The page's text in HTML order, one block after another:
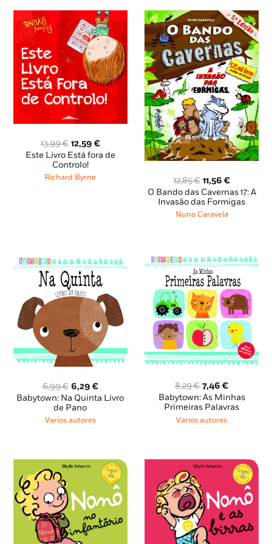
13,99€ O
preço
original
era:
12,59 €O
preço
Este Livro Está fora de
Controlo!
Richard Byrne 12,85€ O
preço
original
era:
11,56 €O
preço
atual
O Bando das Cavernas 17: A
Invasão das Formigas
Nuno Caravela
6,99€ O
preço
original
era:
6,29 €O
preço
Babytown: Na Quinta Livro
de Pano
Varios autores
8,29€ O
preço
original
era:
7,46€O
preço
atual
Babytown: As Minhas
Primeiras Palavras
Varios autores